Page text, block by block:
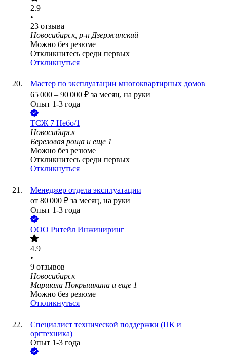
2.9
•
23 отзыва
Новосибирск, р-н Дзержинский
Можно без резюме
Откликнитесь среди первых
Откликнуться
Мастер по эксплуатации многоквартирных домов
65 000 – 90 000 ₽ за месяц, на руки
Опыт 1-3 года
ТСЖ 7 Небо/1
Новосибирск
Березовая роща и еще 1
Можно без резюме
Откликнитесь среди первых
Откликнуться
Менеджер отдела эксплуатации
от 80 000 ₽ за месяц, на руки
Опыт 1-3 года
ООО Ритейл Инжиниринг
4.9
•
9 отзывов
Новосибирск
Маршала Покрышкина и еще 1
Можно без резюме
Откликнуться
Специалист технической поддержки (ПК и
оргтехника)
Опыт 1-3 года